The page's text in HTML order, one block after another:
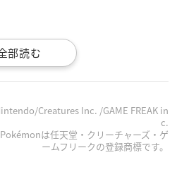
ン
トア」
ーフにした新たなグッズ「Poké
したブックエンドや、シャン
Creatures Inc. /GAME FREAK in
c.
は任天堂・クリーチャーズ・ゲ
ームフリークの登録商標です。